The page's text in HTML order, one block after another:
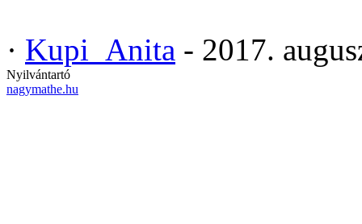
· Kupi_Anita - 2017.
Nyilvántartó
nagymathe.hu